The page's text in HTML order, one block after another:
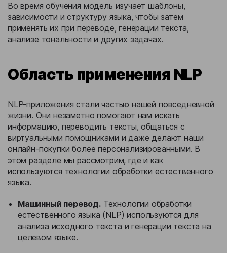
Во время обучения модель изучает шаблоны,
зависимости и структуру языка, чтобы затем
применять их при переводе, генерации текста,
анализе тональности и других задачах.
Область применения NLP
NLP-приложения стали частью нашей повседневной
жизни. Они незаметно помогают нам искать
информацию, переводить тексты, общаться с
виртуальными помощниками и даже делают наши
онлайн-покупки более персонализированными. В
этом разделе мы рассмотрим, где и как
используются технологии обработки естественного
языка.
Машинный перевод.Технологии обработки
естественного языка (NLP) используются для
анализа исходного текста и генерации текста на
целевом языке.